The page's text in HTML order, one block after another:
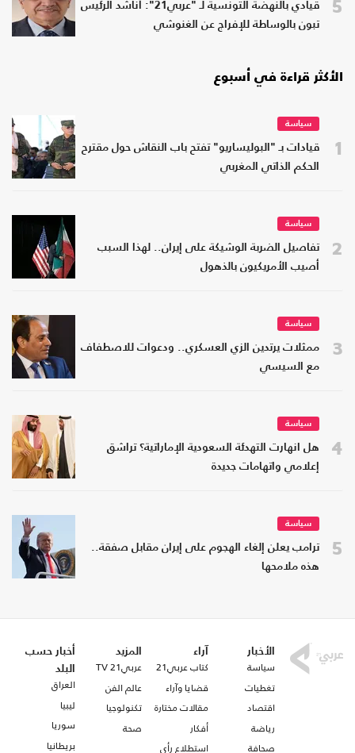
5
قيادي بالنهضة التونسية لـ "عربي21": أناشد الرئيس
تبون بالوساطة للإفراج عن الغنوشي
الأكثر قراءة في أسبوع
1
سياسة
قيادات بـ "البوليساريو" تفتح باب النقاش حول مقترح
الحكم الذاتي المغربي
2
سياسة
تفاصيل الضربة الوشيكة على إيران.. لهذا السبب
أصيب الأمريكيون بالذهول
3
سياسة
ممثلات يرتدين الزي العسكري.. ودعوات للاصطفاف
مع السيسي
4
سياسة
هل انهارت التهدئة السعودية الإماراتية؟ تراشق
إعلامي واتهامات جديدة
5
سياسة
ترامب يعلن إلغاء الهجوم على إيران مقابل صفقة..
هذه ملامحها
الأخبار
سياسة
تغطيات
اقتصاد
رياضة
صحافة
آراء
كتاب عربي21
قضايا وآراء
مقالات مختارة
أفكار
استطلاع رأي
المزيد
عربي21 TV
عالم الفن
تكنولوجيا
صحة
أخبار حسب
البلد
العراق
ليبيا
سوريا
بريطانيا